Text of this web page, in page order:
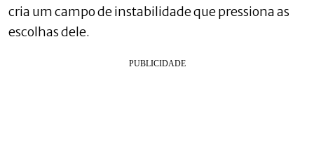
cria um campo de instabilidade que pressiona as
escolhas dele.